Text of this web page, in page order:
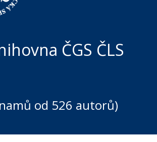
ČGS ČLS
od 526 autorů)